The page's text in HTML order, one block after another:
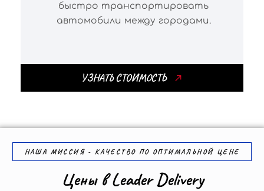
быстро транспортировать
автомобили между городами.
УЗНАТЬ СТОИМОСТЬ
НАША МИССИЯ - КАЧЕСТВО ПО ОПТИМАЛЬНОЙ ЦЕНЕ
Цены в Leader Delivery